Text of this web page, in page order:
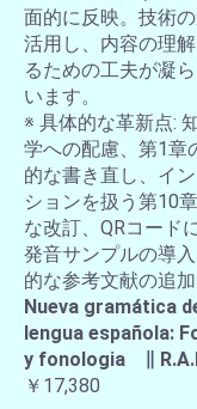
面的に反映。技術
活用し、内容の理
るための工夫が凝
います。
※ 具体的な革新点:
学への配慮、第1章
的な書き直し、イ
ションを扱う第10
な改訂、QRコード
発音サンプルの導
的な参考文献の追加
Nueva gramática
lengua española:
y fonologia ∥
￥17,380